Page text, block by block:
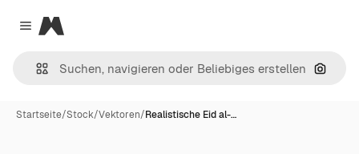
Close menu
Magnific
Nach
Startseite/Stock/Vektoren/Realistische Eid al-…